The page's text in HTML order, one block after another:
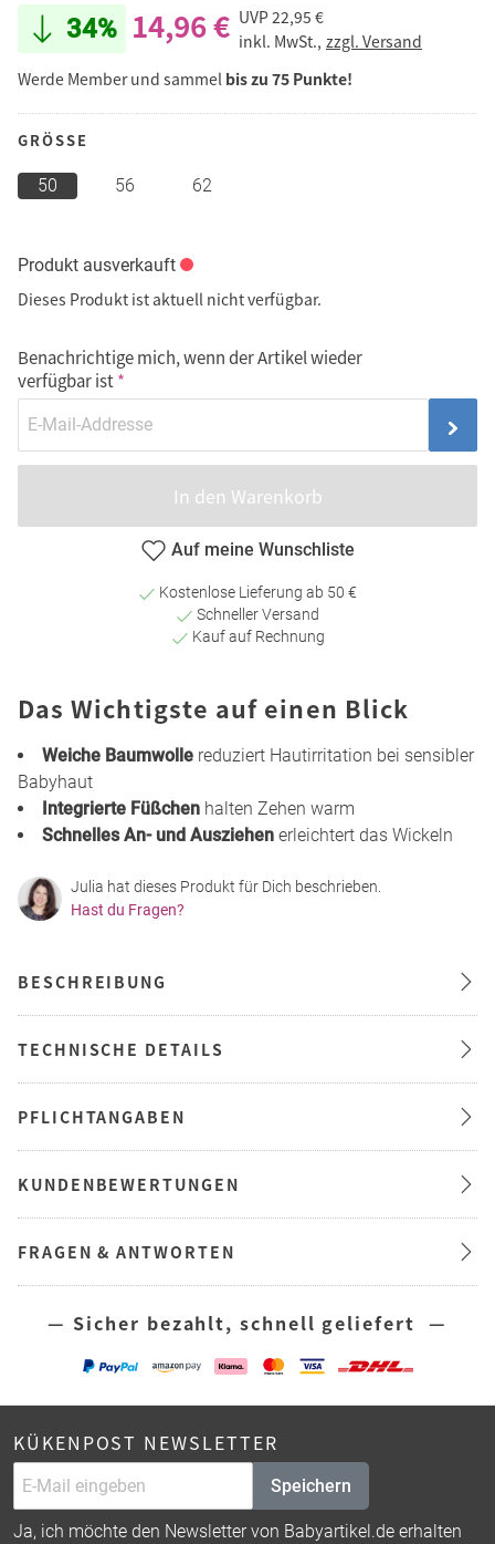
34% 14,96 € UVP22,95 €
inkl. MwSt., zzgl. Versand
Werde Member und sammel bis zu 75 Punkte!
GRÖSSE
50 56 62
Produkt ausverkauft
Dieses Produkt ist aktuell nicht verfügbar.
Benachrichtige mich, wenn der Artikel wieder
verfügbar ist
In den Warenkorb
Auf meine Wunschliste
Kostenlose Lieferung ab 50 €
Schneller Versand
Kauf auf Rechnung
Das Wichtigste auf einen Blick
Weiche Baumwolle reduziert Hautirritation bei sensibler
Babyhaut
Integrierte Füßchen halten Zehen warm
Schnelles An- und Ausziehen erleichtert das Wickeln
Julia hat dieses Produkt für Dich beschrieben.
Hast du Fragen?
BESCHREIBUNG
TECHNISCHE DETAILS
PFLICHTANGABEN
KUNDENBEWERTUNGEN
FRAGEN & ANTWORTEN
— Sicher bezahlt, schnell geliefert —
KÜKENPOST NEWSLETTER
Speichern
Ja, ich möchte den Newsletter von Babyartikel.de erhalten